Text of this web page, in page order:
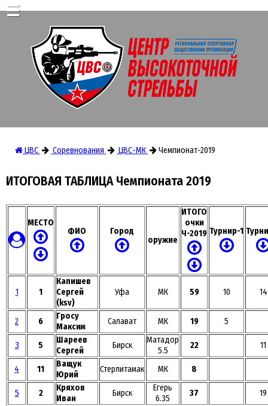
☰
ЦВС Соревнования ЦВС-МК Чемпионат-2019
ИТОГОВАЯ ТАБЛИЦА Чемпионата 2019
МЕСТО
ФИО
Город
оружие
ИТОГО
очки
Ч-2019 Турнир-1
1 1
Капишев
Сергей
(ksv)
Уфа МК 59 10 14
2 6
Гросу
Максим
Салават МК 19 5
3 5
Шареев
Сергей
Бирск
Матадор
5.5
22 11
4 11
Ващук
Юрий
Стерлитамак МК 8
5 2
Кряхов
Иван
Бирск
Егерь
6.35
37 19